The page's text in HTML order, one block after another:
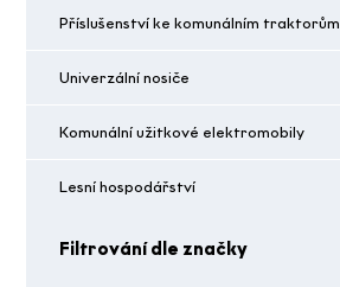
Příslušenství ke komunálním traktorům
Univerzální nosiče
Komunální užitkové elektromobily
Lesní hospodářství
Filtrování dle značky